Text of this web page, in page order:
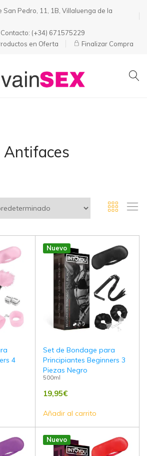
San Pedro, 11, 1B, Villaluenga de la
Contacto: (+34) 671575229
en Oferta
Finalizar Compra
Antifaces
4
Nuevo
Set de Bondage para
Principiantes Beginners 3
Piezas Negro
500ml
19,95€
Añadir al carrito
Nuevo